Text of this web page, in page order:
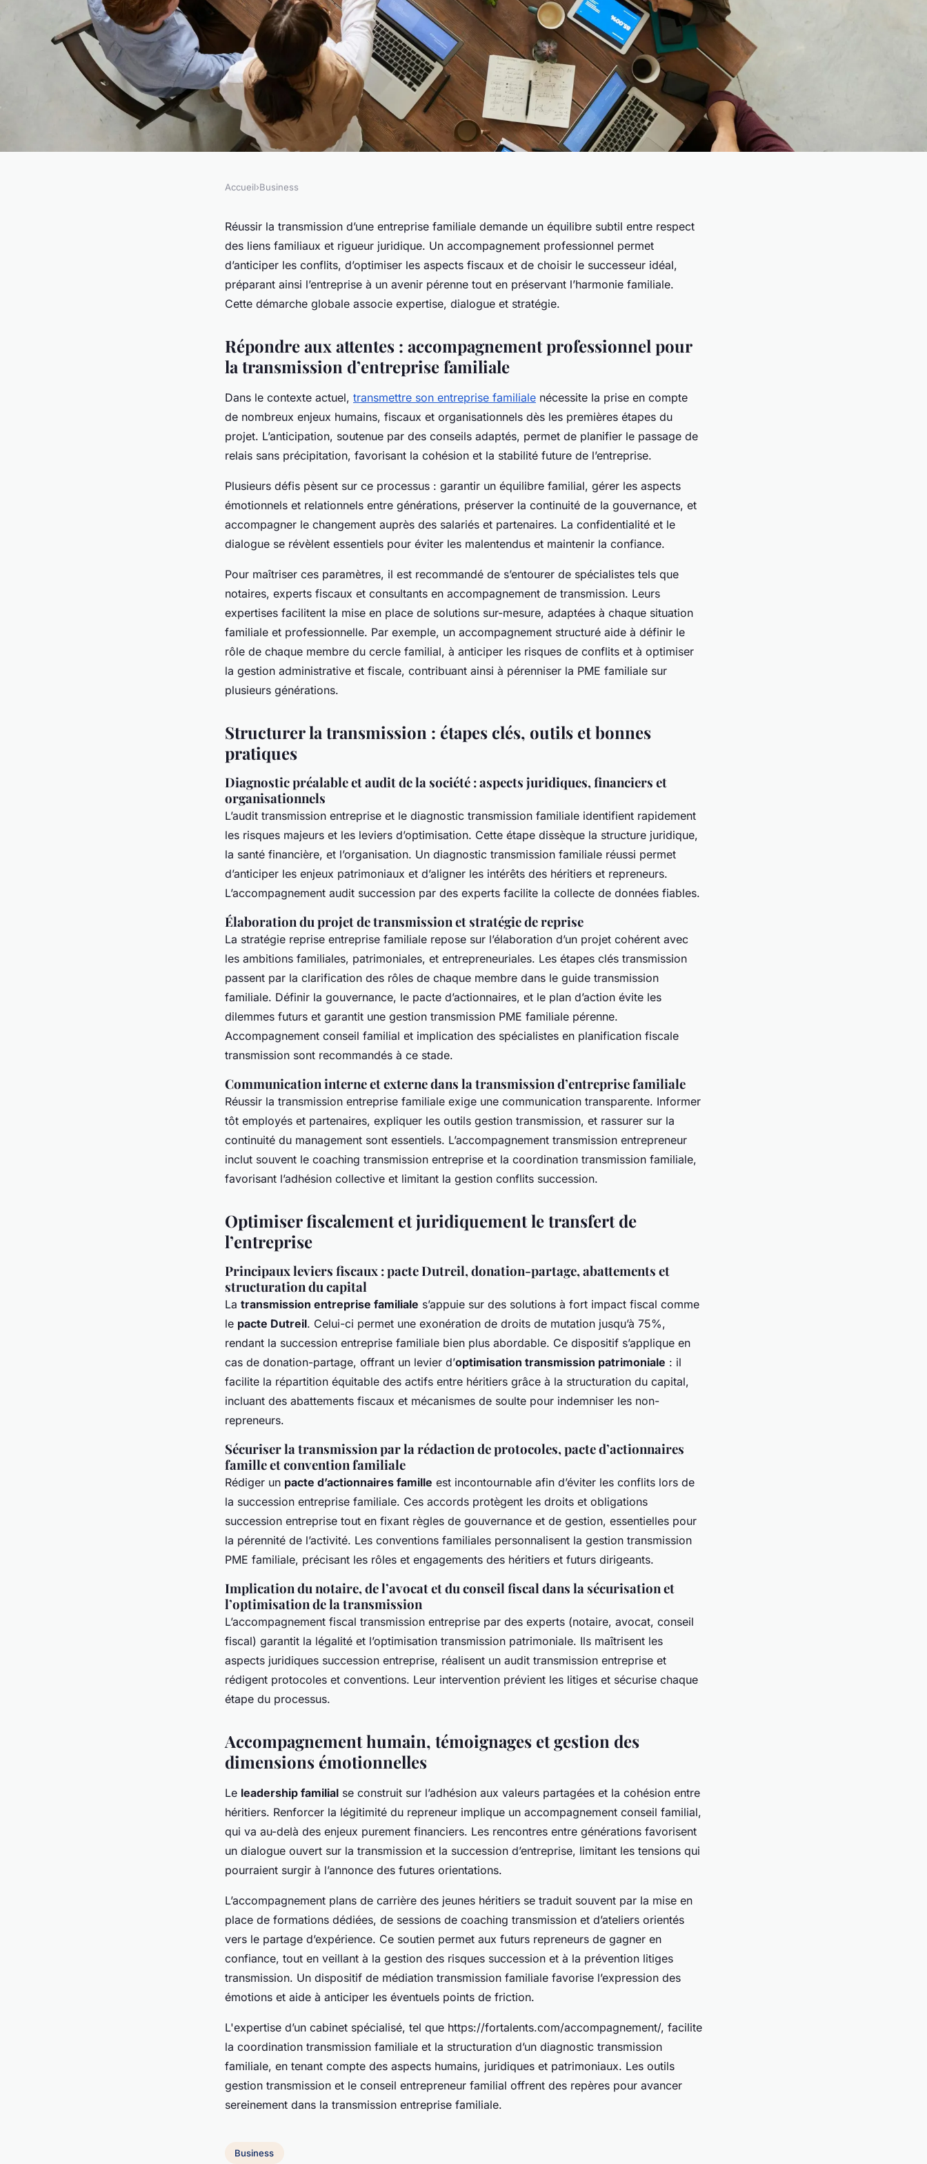
Accompagnement efficace pour
réussir la transmission familiale
Accueil›Business
Réussir la transmission d’une entreprise familiale demande un équilibre subtil entre respect
des liens familiaux et rigueur juridique. Un accompagnement professionnel permet
d’anticiper les conflits, d’optimiser les aspects fiscaux et de choisir le successeur idéal,
préparant ainsi l’entreprise à un avenir pérenne tout en préservant l’harmonie familiale.
Cette démarche globale associe expertise, dialogue et stratégie.
Répondre aux attentes : accompagnement professionnel pour
la transmission d’entreprise familiale
Dans le contexte actuel, transmettre son entreprise familiale nécessite la prise en compte
de nombreux enjeux humains, fiscaux et organisationnels dès les premières étapes du
projet. L’anticipation, soutenue par des conseils adaptés, permet de planifier le passage de
relais sans précipitation, favorisant la cohésion et la stabilité future de l’entreprise.
Plusieurs défis pèsent sur ce processus : garantir un équilibre familial, gérer les aspects
émotionnels et relationnels entre générations, préserver la continuité de la gouvernance, et
accompagner le changement auprès des salariés et partenaires. La confidentialité et le
dialogue se révèlent essentiels pour éviter les malentendus et maintenir la confiance.
Pour maîtriser ces paramètres, il est recommandé de s’entourer de spécialistes tels que
notaires, experts fiscaux et consultants en accompagnement de transmission. Leurs
expertises facilitent la mise en place de solutions sur-mesure, adaptées à chaque situation
familiale et professionnelle. Par exemple, un accompagnement structuré aide à définir le
rôle de chaque membre du cercle familial, à anticiper les risques de conflits et à optimiser
la gestion administrative et fiscale, contribuant ainsi à pérenniser la PME familiale sur
plusieurs générations.
Structurer la transmission : étapes clés, outils et bonnes
pratiques
Diagnostic préalable et audit de la société : aspects juridiques, financiers et
organisationnels
L’audit transmission entreprise et le diagnostic transmission familiale identifient rapidement
les risques majeurs et les leviers d’optimisation. Cette étape dissèque la structure juridique,
la santé financière, et l’organisation. Un diagnostic transmission familiale réussi permet
d’anticiper les enjeux patrimoniaux et d’aligner les intérêts des héritiers et repreneurs.
L’accompagnement audit succession par des experts facilite la collecte de données fiables.
Élaboration du projet de transmission et stratégie de reprise
La stratégie reprise entreprise familiale repose sur l’élaboration d’un projet cohérent avec
les ambitions familiales, patrimoniales, et entrepreneuriales. Les étapes clés transmission
passent par la clarification des rôles de chaque membre dans le guide transmission
familiale. Définir la gouvernance, le pacte d’actionnaires, et le plan d’action évite les
dilemmes futurs et garantit une gestion transmission PME familiale pérenne.
Accompagnement conseil familial et implication des spécialistes en planification fiscale
transmission sont recommandés à ce stade.
Communication interne et externe dans la transmission d’entreprise familiale
Réussir la transmission entreprise familiale exige une communication transparente. Informer
tôt employés et partenaires, expliquer les outils gestion transmission, et rassurer sur la
continuité du management sont essentiels. L’accompagnement transmission entrepreneur
inclut souvent le coaching transmission entreprise et la coordination transmission familiale,
favorisant l’adhésion collective et limitant la gestion conflits succession.
Optimiser fiscalement et juridiquement le transfert de
l’entreprise
Principaux leviers fiscaux : pacte Dutreil, donation-partage, abattements et
structuration du capital
La transmission entreprise familiale s’appuie sur des solutions à fort impact fiscal comme
le pacte Dutreil. Celui-ci permet une exonération de droits de mutation jusqu’à 75%,
rendant la succession entreprise familiale bien plus abordable. Ce dispositif s’applique en
cas de donation-partage, offrant un levier d’optimisation transmission patrimoniale : il
facilite la répartition équitable des actifs entre héritiers grâce à la structuration du capital,
incluant des abattements fiscaux et mécanismes de soulte pour indemniser les non-
repreneurs.
Sécuriser la transmission par la rédaction de protocoles, pacte d’actionnaires
famille et convention familiale
Rédiger un pacte d’actionnaires famille est incontournable afin d’éviter les conflits lors de
la succession entreprise familiale. Ces accords protègent les droits et obligations
succession entreprise tout en fixant règles de gouvernance et de gestion, essentielles pour
la pérennité de l’activité. Les conventions familiales personnalisent la gestion transmission
PME familiale, précisant les rôles et engagements des héritiers et futurs dirigeants.
Implication du notaire, de l’avocat et du conseil fiscal dans la sécurisation et
l’optimisation de la transmission
L’accompagnement fiscal transmission entreprise par des experts (notaire, avocat, conseil
fiscal) garantit la légalité et l’optimisation transmission patrimoniale. Ils maîtrisent les
aspects juridiques succession entreprise, réalisent un audit transmission entreprise et
rédigent protocoles et conventions. Leur intervention prévient les litiges et sécurise chaque
étape du processus.
Accompagnement humain, témoignages et gestion des
dimensions émotionnelles
Le leadership familial se construit sur l’adhésion aux valeurs partagées et la cohésion entre
héritiers. Renforcer la légitimité du repreneur implique un accompagnement conseil familial,
qui va au-delà des enjeux purement financiers. Les rencontres entre générations favorisent
un dialogue ouvert sur la transmission et la succession d’entreprise, limitant les tensions qui
pourraient surgir à l’annonce des futures orientations.
L’accompagnement plans de carrière des jeunes héritiers se traduit souvent par la mise en
place de formations dédiées, de sessions de coaching transmission et d’ateliers orientés
vers le partage d’expérience. Ce soutien permet aux futurs repreneurs de gagner en
confiance, tout en veillant à la gestion des risques succession et à la prévention litiges
transmission. Un dispositif de médiation transmission familiale favorise l’expression des
émotions et aide à anticiper les éventuels points de friction.
L'expertise d’un cabinet spécialisé, tel que https://fortalents.com/accompagnement/, facilite
la coordination transmission familiale et la structuration d’un diagnostic transmission
familiale, en tenant compte des aspects humains, juridiques et patrimoniaux. Les outils
gestion transmission et le conseil entrepreneur familial offrent des repères pour avancer
sereinement dans la transmission entreprise familiale.
Business